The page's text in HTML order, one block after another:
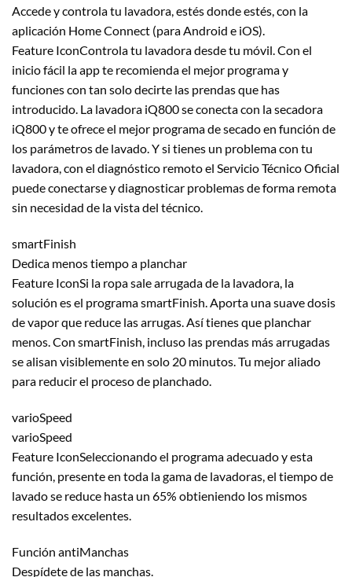
Accede y controla tu lavadora, estés donde estés, con la
aplicación Home Connect (para Android e iOS).
Feature IconControla tu lavadora desde tu móvil. Con el
inicio fácil la app te recomienda el mejor programa y
funciones con tan solo decirte las prendas que has
introducido. La lavadora iQ800 se conecta con la secadora
iQ800 y te ofrece el mejor programa de secado en función de
los parámetros de lavado. Y si tienes un problema con tu
lavadora, con el diagnóstico remoto el Servicio Técnico Oficial
puede conectarse y diagnosticar problemas de forma remota
sin necesidad de la vista del técnico.
smartFinish
Dedica menos tiempo a planchar
Feature IconSi la ropa sale arrugada de la lavadora, la
solución es el programa smartFinish. Aporta una suave dosis
de vapor que reduce las arrugas. Así tienes que planchar
menos. Con smartFinish, incluso las prendas más arrugadas
se alisan visiblemente en solo 20 minutos. Tu mejor aliado
para reducir el proceso de planchado.
varioSpeed
varioSpeed
Feature IconSeleccionando el programa adecuado y esta
función, presente en toda la gama de lavadoras, el tiempo de
lavado se reduce hasta un 65% obtieniendo los mismos
resultados excelentes.
Función antiManchas
Despídete de las manchas.